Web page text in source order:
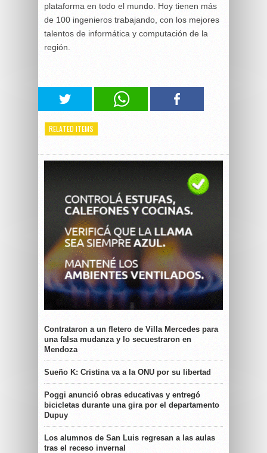
plataforma en todo el mundo. Hoy tienen más
de 100 ingenieros trabajando, con los mejores
talentos de informática y computación de la
región.
RELATED ITEMS
Contrataron a un fletero de Villa Mercedes para
una falsa mudanza y lo secuestraron en
Mendoza
Sueño K: Cristina va a la ONU por su libertad
Poggi anunció obras educativas y entregó
bicicletas durante una gira por el departamento
Dupuy
Los alumnos de San Luis regresan a las aulas
tras el receso invernal